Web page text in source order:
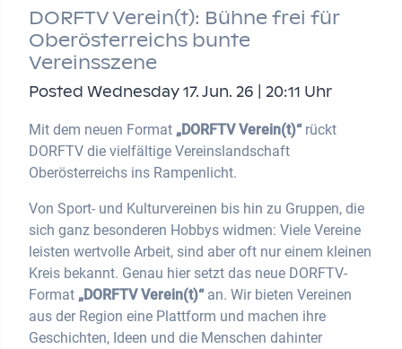
DORFTV Verein(t): Bühne frei für
Oberösterreichs bunte
Vereinsszene
Posted Wednesday 17. Jun. 26 | 20:11 Uhr
Mit dem neuen Format „DORFTV Verein(t)“rückt
DORFTV die vielfältige Vereinslandschaft
Oberösterreichs ins Rampenlicht.
Von Sport- und Kulturvereinen bis hin zu Gruppen, die
sich ganz besonderen Hobbys widmen: Viele Vereine
leisten wertvolle Arbeit, sind aber oft nur einem kleinen
Kreis bekannt. Genau hier setzt das neue DORFTV-
Format „DORFTV Verein(t)“an. Wir bieten Vereinen
aus der Region eine Plattform und machen ihre
Geschichten, Ideen und die Menschen dahinter